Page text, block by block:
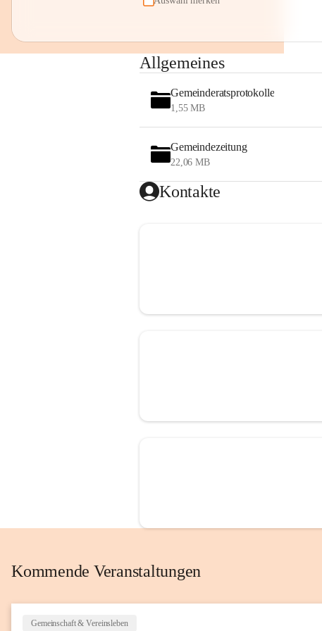
Allgemeines
Gemeinderatsprotokolle
1,55 MB
Gemeindezeitung
22,06 MB
Kontakte
Kommende Veranstaltungen
Gemeinschaft & Vereinsleben